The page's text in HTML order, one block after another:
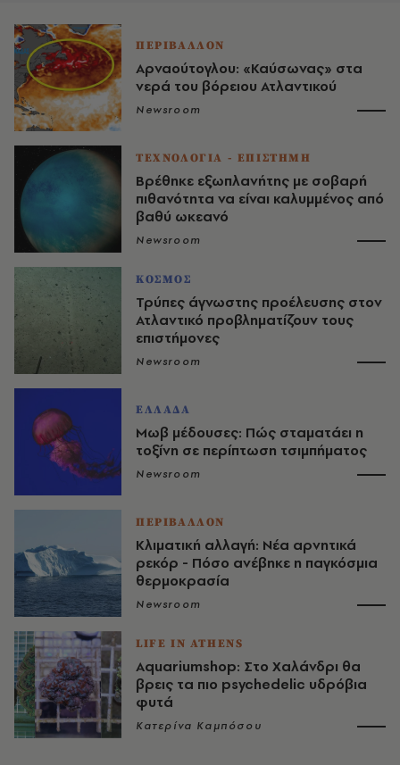
ΠΕΡΙΒΑΛΛΟΝ
Αρναούτογλου: «Καύσωνας» στα
νερά του βόρειου Ατλαντικού
Newsroom
ΤΕΧΝΟΛΟΓΙΑ - ΕΠΙΣΤΗΜΗ
Βρέθηκε εξωπλανήτης με σοβαρή
πιθανότητα να είναι καλυμμένος από
βαθύ ωκεανό
Newsroom
ΚΟΣΜΟΣ
Τρύπες άγνωστης προέλευσης στον
Ατλαντικό προβληματίζουν τους
επιστήμονες
Newsroom
ΕΛΛΑΔΑ
Μωβ μέδουσες: Πώς σταματάει η
τοξίνη σε περίπτωση τσιμπήματος
Newsroom
ΠΕΡΙΒΑΛΛΟΝ
Κλιματική αλλαγή: Νέα αρνητικά
ρεκόρ - Πόσο ανέβηκε η παγκόσμια
θερμοκρασία
Newsroom
LIFE IN ATHENS
Αquariumshop: Στο Χαλάνδρι θα
βρεις τα πιο psychedelic υδρόβια
φυτά
Κατερίνα Καμπόσου